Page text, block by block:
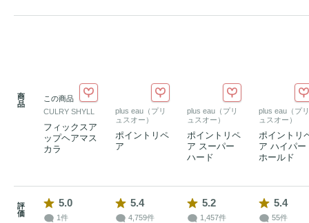
商
品
この商品
CULRY SHYLL
フィックスア
ップヘアマス
カラ
plus eau（プリ
ュスオー）
ポイントリペ
ア
plus eau（プリ
ュスオー）
ポイントリペ
ア スーパー
ハード
plus eau（プリ
ュスオー）
ポイントリ
ア ハイパー
ホールド
評
価
5.0
1件
5.4
4,759件
5.2
1,457件
5.4
55件